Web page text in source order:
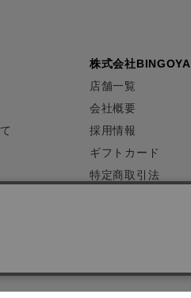
株式会社BINGOYA
店舗一覧
会社概要
採用情報
ギフトカード
特定商取引法